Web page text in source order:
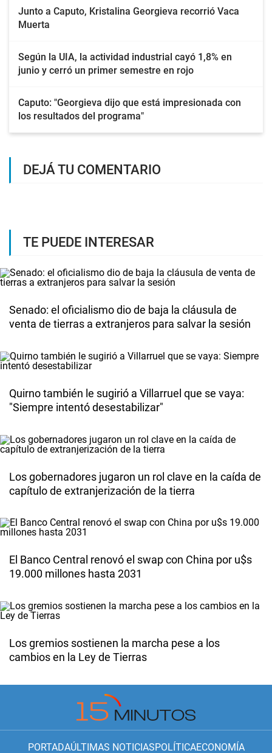
Junto a Caputo, Kristalina Georgieva recorrió Vaca
Muerta
Según la UIA, la actividad industrial cayó 1,8% en
junio y cerró un primer semestre en rojo
Caputo: "Georgieva dijo que está impresionada con
los resultados del programa"
DEJÁ TU COMENTARIO
TE PUEDE INTERESAR
Senado: el oficialismo dio de baja la cláusula de
venta de tierras a extranjeros para salvar la sesión
Quirno también le sugirió a Villarruel que se vaya:
"Siempre intentó desestabilizar"
Los gobernadores jugaron un rol clave en la caída de
capítulo de extranjerización de la tierra
El Banco Central renovó el swap con China por u$s
19.000 millones hasta 2031
Los gremios sostienen la marcha pese a los
cambios en la Ley de Tierras
PORTADAÚLTIMAS NOTICIASPOLÍTICAECONOMÍA